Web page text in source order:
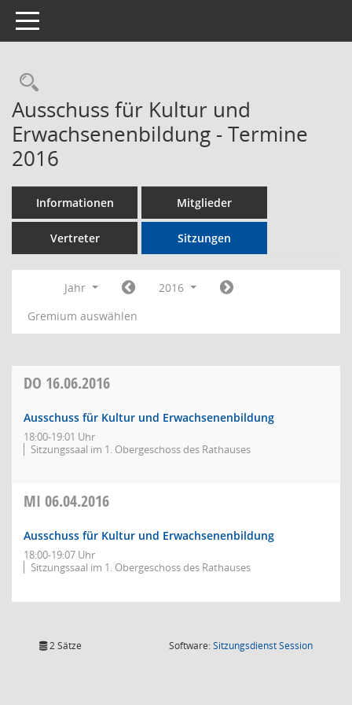
Toggle navigation
Rechercheauswahl
Ausschuss für Kultur und
Erwachsenenbildung - Termine
2016
Informationen Mitglieder
Vertreter Sitzungen
Jahr
2016
Gremium auswählen
DO 16.06.2016
Ausschuss für Kultur und Erwachsenenbildung
18:00-19:01 Uhr
Sitzungssaal im 1. Obergeschoss des Rathauses
MI 06.04.2016
Ausschuss für Kultur und Erwachsenenbildung
18:00-19:07 Uhr
Sitzungssaal im 1. Obergeschoss des Rathauses
2 Sätze Software:SitzungsdienstSession(Wird in